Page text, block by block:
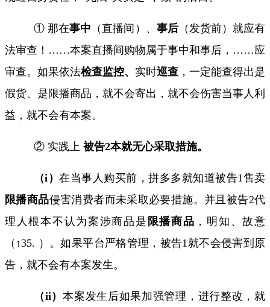
① 那在事中 （直播间）、 事后（发货前）就应有
法审查！……本案直播间购物属于事中和事后，……应
审查。如果依法检查监控、 实时巡查 ，一定能查得出是
假货、是限播商品，就不会寄出，就不会伤害当事人利
益，就不会有本案。
② 实践上被告2本就无心采取措施。
（i ）在当事人购买前，拼多多就知道被告1 售卖
限播商品侵害消费者而未采取必要措施。并且被告2代
理人根本不认为案涉商品是 限播商品 ，明知、故意
（↑35. ）。如果平台严格管理，被告1 就不会侵害到原
告，就不会有本案发生。
（ii）本案发生后如果加强管理，进行整改，就